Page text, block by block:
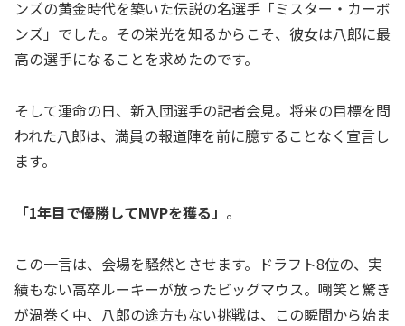
ンズの黄金時代を築いた伝説の名選手「ミスター・カーボ
ンズ」でした。その栄光を知るからこそ、彼女は八郎に最
高の選手になることを求めたのです。
そして運命の日、新入団選手の記者会見。将来の目標を問
われた八郎は、満員の報道陣を前に臆することなく宣言し
ます。
「1年目で優勝してMVPを獲る」 。
この一言は、会場を騒然とさせます。ドラフト8位の、実
績もない高卒ルーキーが放ったビッグマウス。嘲笑と驚き
が渦巻く中、八郎の途方もない挑戦は、この瞬間から始ま